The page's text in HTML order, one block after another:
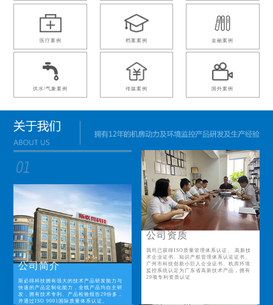
医疗案例 档案案例 金融案例
供水/气象案例 传媒案例 国外案例
公司简介
斯必得科技拥有强大的技术产品研发能力与
快速的产品定制化能力，全线产品均自主研
发，拥有技术专利、产品检验报告29份多，
并通过ISO 9001国际质量体系认证。
公司资质
我司已获得ISO质量管理体系认证、 高新技
术企业证书、知识产权管理体系认证证书、
广州市科技创新小巨人企业证书、机房环境
监控系统认定为广东省高新技术产品，拥有
29项专利资质认证